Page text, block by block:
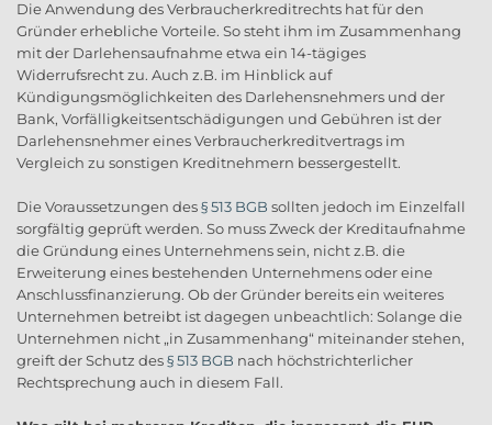
Die Anwendung des Verbraucherkreditrechts hat für den
Gründer erhebliche Vorteile. So steht ihm im Zusammenhang
mit der Darlehensaufnahme etwa ein 14-tägiges
Widerrufsrecht zu. Auch z.B. im Hinblick auf
Kündigungsmöglichkeiten des Darlehensnehmers und der
Bank, Vorfälligkeitsentschädigungen und Gebühren ist der
Darlehensnehmer eines Verbraucherkreditvertrags im
Vergleich zu sonstigen Kreditnehmern bessergestellt.
Die Voraussetzungen des§ 513 BGB sollten jedoch im Einzelfall
sorgfältig geprüft werden. So muss Zweck der Kreditaufnahme
die Gründung eines Unternehmens sein, nicht z.B. die
Erweiterung eines bestehenden Unternehmens oder eine
Anschlussfinanzierung. Ob der Gründer bereits ein weiteres
Unternehmen betreibt ist dagegen unbeachtlich: Solange die
Unternehmen nicht „in Zusammenhang“ miteinander stehen,
greift der Schutz des§ 513 BGB nach höchstrichterlicher
Rechtsprechung auch in diesem Fall.